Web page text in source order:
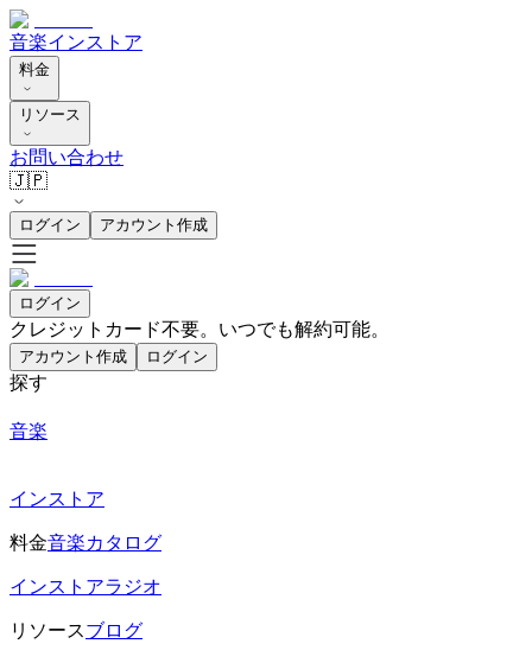
音楽インストア
料金
リソース
お問い合わせ
🇯🇵
ログイン アカウント作成
ログイン
クレジットカード不要。いつでも解約可能。
アカウント作成 ログイン
探す
音楽
インストア
料金音楽カタログ
インストアラジオ
リソースブログ